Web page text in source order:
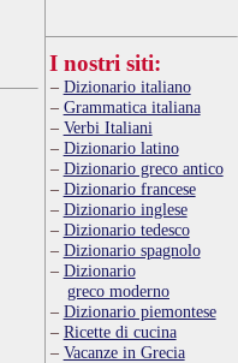
I nostri siti:
Dizionario italiano
Grammatica italiana
Verbi Italiani
Dizionario latino
Dizionario greco antico
Dizionario francese
Dizionario inglese
Dizionario tedesco
Dizionario spagnolo
Dizionario
greco moderno
Dizionario piemontese
Ricette di cucina
Vacanze in Grecia